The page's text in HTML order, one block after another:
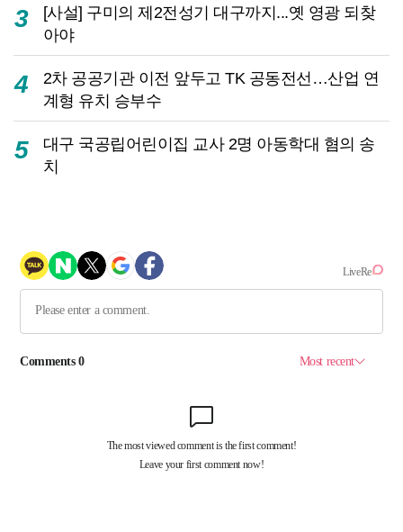
3
[사설] 구미의 제2전성기 대구까지...옛 영광 되찾
아야
4
2차 공공기관 이전 앞두고 TK 공동전선…산업 연
계형 유치 승부수
5
대구 국공립어린이집 교사 2명 아동학대 혐의 송
치